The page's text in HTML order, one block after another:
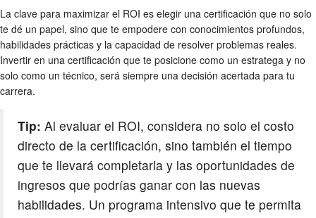
La clave para maximizar el ROI es elegir una certificación que no solo
te dé un papel, sino que te empodere con conocimientos profundos,
habilidades prácticas y la capacidad de resolver problemas reales.
Invertir en una certificación que te posicione como un estratega y no
solo como un técnico, será siempre una decisión acertada para tu
carrera.
Tip: Al evaluar el ROI, considera no solo el costo
directo de la certificación, sino también el tiempo
que te llevará completarla y las oportunidades de
ingresos que podrías ganar con las nuevas
habilidades. Un programa intensivo que te permita